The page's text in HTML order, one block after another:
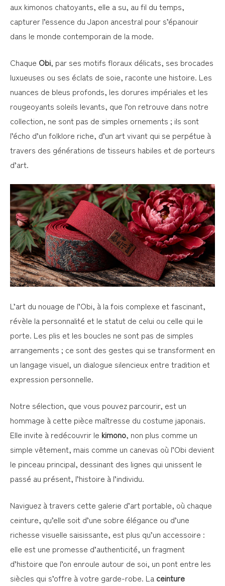
aux kimonos chatoyants, elle a su, au fil du temps,
capturer l’essence du Japon ancestral pour s’épanouir
dans le monde contemporain de la mode.
Chaque Obi, par ses motifs floraux délicats, ses brocades
luxueuses ou ses éclats de soie, raconte une histoire. Les
nuances de bleus profonds, les dorures impériales et les
rougeoyants soleils levants, que l’on retrouve dans notre
collection, ne sont pas de simples ornements ; ils sont
l’écho d’un folklore riche, d’un art vivant qui se perpétue à
travers des générations de tisseurs habiles et de porteurs
d’art.
L’art du nouage de l’Obi, à la fois complexe et fascinant,
révèle la personnalité et le statut de celui ou celle qui le
porte. Les plis et les boucles ne sont pas de simples
arrangements ; ce sont des gestes qui se transforment en
un langage visuel, un dialogue silencieux entre tradition et
expression personnelle.
Notre sélection, que vous pouvez parcourir, est un
hommage à cette pièce maîtresse du costume japonais.
Elle invite à redécouvrir le kimono, non plus comme un
simple vêtement, mais comme un canevas où l’Obi devient
le pinceau principal, dessinant des lignes qui unissent le
passé au présent, l’histoire à l’individu.
Naviguez à travers cette galerie d’art portable, où chaque
ceinture, qu’elle soit d’une sobre élégance ou d’une
richesse visuelle saisissante, est plus qu’un accessoire :
elle est une promesse d’authenticité, un fragment
d’histoire que l’on enroule autour de soi, un pont entre les
siècles qui s’offre à votre garde-robe. La ceinture